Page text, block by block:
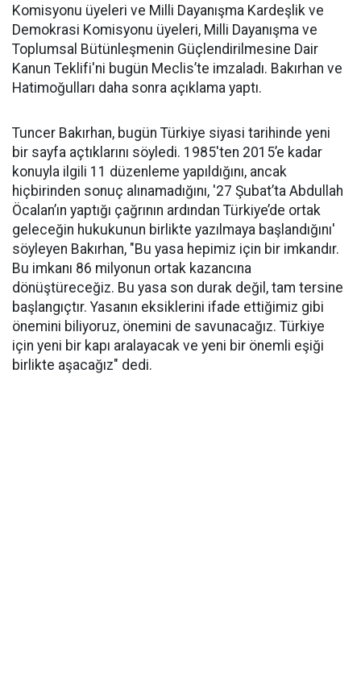
Komisyonu üyeleri ve Milli Dayanışma Kardeşlik ve
Demokrasi Komisyonu üyeleri, Milli Dayanışma ve
Toplumsal Bütünleşmenin Güçlendirilmesine Dair
Kanun Teklifi'ni bugün Meclis’te imzaladı. Bakırhan ve
Hatimoğulları daha sonra açıklama yaptı.
Tuncer Bakırhan, bugün Türkiye siyasi tarihinde yeni
bir sayfa açtıklarını söyledi. 1985'ten 2015’e kadar
konuyla ilgili 11 düzenleme yapıldığını, ancak
hiçbirinden sonuç alınamadığını, '27 Şubat’ta Abdullah
Öcalan’ın yaptığı çağrının ardından Türkiye’de ortak
geleceğin hukukunun birlikte yazılmaya başlandığını'
söyleyen Bakırhan, "Bu yasa hepimiz için bir imkandır.
Bu imkanı 86 milyonun ortak kazancına
dönüştüreceğiz. Bu yasa son durak değil, tam tersine
başlangıçtır. Yasanın eksiklerini ifade ettiğimiz gibi
önemini biliyoruz, önemini de savunacağız. Türkiye
için yeni bir kapı aralayacak ve yeni bir önemli eşiği
birlikte aşacağız" dedi.